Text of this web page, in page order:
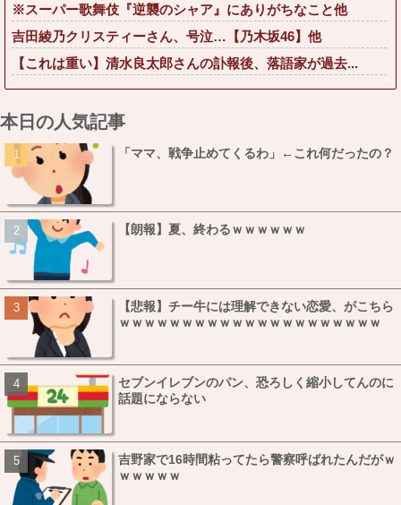
※スーパー歌舞伎『逆襲のシャア』にありがちなこと他
吉田綾乃クリスティーさん、号泣…【乃木坂46】他
【これは重い】清水良太郎さんの訃報後、落語家が過去...
本日の人気記事
「ママ、戦争止めてくるわ」←これ何だったの？
【朗報】夏、終わるｗｗｗｗｗｗ
【悲報】チー牛には理解できない恋愛、がこちら
ｗｗｗｗｗｗｗｗｗｗｗｗｗｗｗｗｗｗｗｗｗ
セブンイレブンのパン、恐ろしく縮小してんのに
話題にならない
吉野家で16時間粘ってたら警察呼ばれたんだがｗ
ｗｗｗｗｗ